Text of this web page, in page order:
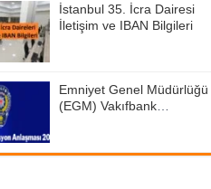
İstanbul 35. İcra Dairesi
İletişim ve IBAN Bilgileri
Emniyet Genel Müdürlüğü
(EGM) Vakıfbank